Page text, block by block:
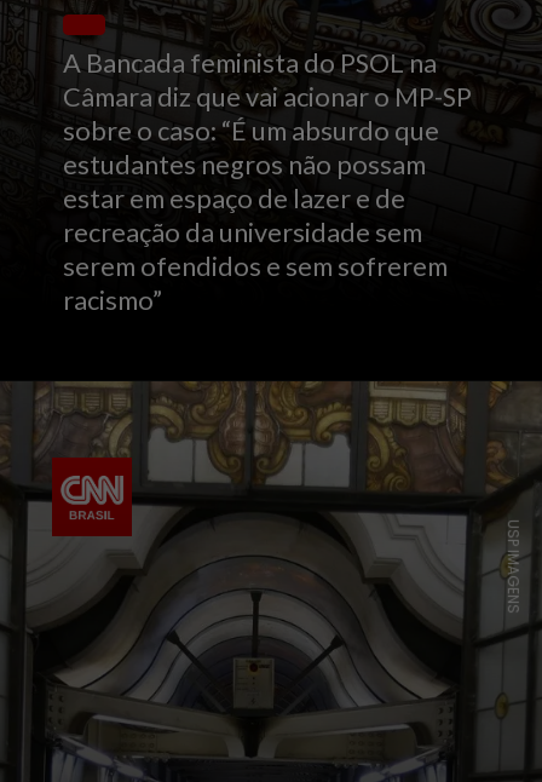
A Bancada feminista do PSOL na
Câmara diz que vai acionar o MP-SP
sobre o caso: “É um absurdo que
estudantes negros não possam
estar em espaço de lazer e de
recreação da universidade sem
serem ofendidos e sem sofrerem
racismo”
USP IMAGENS